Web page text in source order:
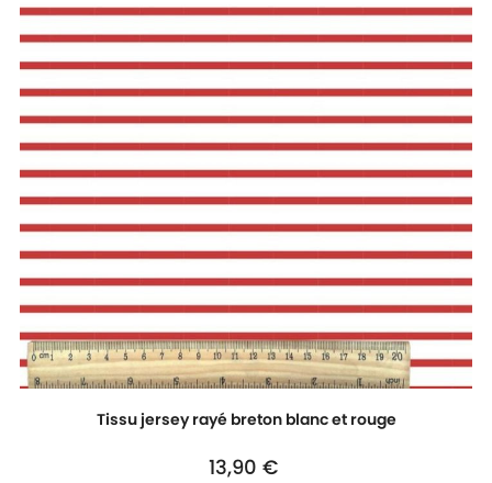
Tissu jersey rayé breton blanc et rouge
Prix
13,90 €